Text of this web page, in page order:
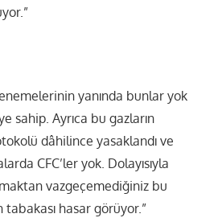
yanında bunlar yok
sahip. Ayrıca bu gazların
dâhilince yasaklandı ve
CFC’ler yok. Dolayısıyla
vazgeçemediğiniz bu
tabakası hasar görüyor.”